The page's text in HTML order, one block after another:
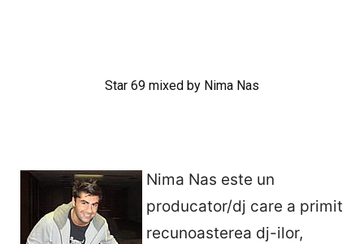
Star 69 mixed by Nima Nas
Nima Nas este un
producator/dj care a primit
recunoasterea dj-ilor,